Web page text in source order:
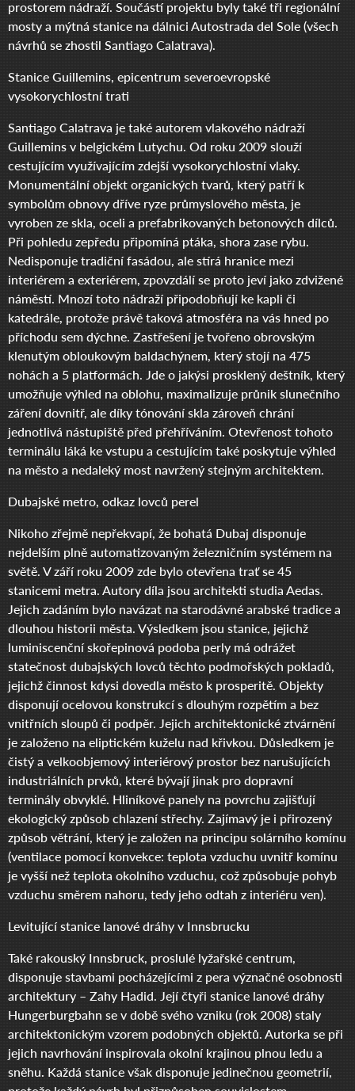
prostorem nádraží. Součástí projektu byly také tři regionální
mosty a mýtná stanice na dálnici Autostrada del Sole (všech
návrhů se zhostil Santiago Calatrava).
Stanice Guillemins, epicentrum severoevropské
vysokorychlostní trati
Santiago Calatrava je také autorem vlakového nádraží
Guillemins v belgickém Lutychu. Od roku 2009 slouží
cestujícím využívajícím zdejší vysokorychlostní vlaky.
Monumentální objekt organických tvarů, který patří k
symbolům obnovy dříve ryze průmyslového města, je
vyroben ze skla, oceli a prefabrikovaných betonových dílců.
Při pohledu zepředu připomíná ptáka, shora zase rybu.
Nedisponuje tradiční fasádou, ale stírá hranice mezi
interiérem a exteriérem, zpovzdálí se proto jeví jako zdvižené
náměstí. Mnozí toto nádraží připodobňují ke kapli či
katedrále, protože právě taková atmosféra na vás hned po
příchodu sem dýchne. Zastřešení je tvořeno obrovským
klenutým obloukovým baldachýnem, který stojí na 475
nohách a 5 platformách. Jde o jakýsi prosklený deštník, který
umožňuje výhled na oblohu, maximalizuje průnik slunečního
záření dovnitř, ale díky tónování skla zároveň chrání
jednotlivá nástupiště před přehříváním. Otevřenost tohoto
terminálu láká ke vstupu a cestujícím také poskytuje výhled
na město a nedaleký most navržený stejným architektem.
Dubajské metro, odkaz lovců perel
Nikoho zřejmě nepřekvapí, že bohatá Dubaj disponuje
nejdelším plně automatizovaným železničním systémem na
světě. V září roku 2009 zde bylo otevřena trať se 45
stanicemi metra. Autory díla jsou architekti studia Aedas.
Jejich zadáním bylo navázat na starodávné arabské tradice a
dlouhou historii města. Výsledkem jsou stanice, jejichž
luminiscenční skořepinová podoba perly má odrážet
statečnost dubajských lovců těchto podmořských pokladů,
jejichž činnost kdysi dovedla město k prosperitě. Objekty
disponují ocelovou konstrukcí s dlouhým rozpětím a bez
vnitřních sloupů či podpěr. Jejich architektonické ztvárnění
je založeno na eliptickém kuželu nad křivkou. Důsledkem je
čistý a velkoobjemový interiérový prostor bez narušujících
industriálních prvků, které bývají jinak pro dopravní
terminály obvyklé. Hliníkové panely na povrchu zajišťují
ekologický způsob chlazení střechy. Zajímavý je i přirozený
způsob větrání, který je založen na principu solárního komínu
(ventilace pomocí konvekce: teplota vzduchu uvnitř komínu
je vyšší než teplota okolního vzduchu, což způsobuje pohyb
vzduchu směrem nahoru, tedy jeho odtah z interiéru ven).
Levitující stanice lanové dráhy v Innsbrucku
Také rakouský Innsbruck, proslulé lyžařské centrum,
disponuje stavbami pocházejícími z pera význačné osobnosti
architektury – Zahy Hadid. Její čtyři stanice lanové dráhy
Hungerburgbahn se v době svého vzniku (rok 2008) staly
architektonickým vzorem podobných objektů. Autorka se při
jejich navrhování inspirovala okolní krajinou plnou ledu a
sněhu. Každá stanice však disponuje jedinečnou geometrií,